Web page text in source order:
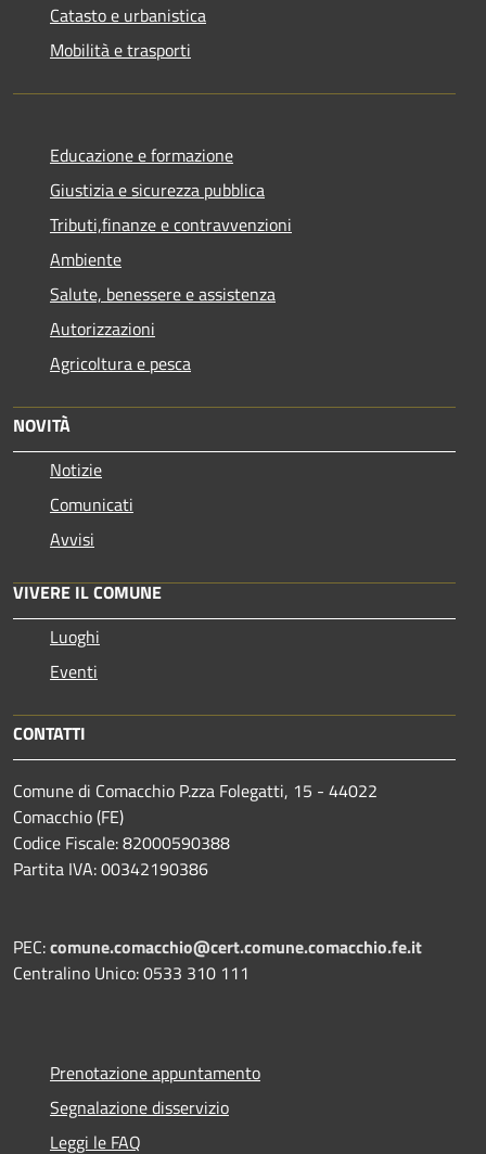
Catasto e urbanistica
Mobilità e trasporti
Educazione e formazione
Giustizia e sicurezza pubblica
Tributi,finanze e contravvenzioni
Ambiente
Salute, benessere e assistenza
Autorizzazioni
Agricoltura e pesca
NOVITÀ
Notizie
Comunicati
Avvisi
VIVERE IL COMUNE
Luoghi
Eventi
CONTATTI
Comune di Comacchio P.zza Folegatti, 15 - 44022
Comacchio (FE)
Codice Fiscale: 82000590388
Partita IVA: 00342190386
PEC:comune.comacchio@cert.comune.comacchio.fe.it
Centralino Unico: 0533 310 111
Prenotazione appuntamento
Segnalazione disservizio
Leggi le FAQ